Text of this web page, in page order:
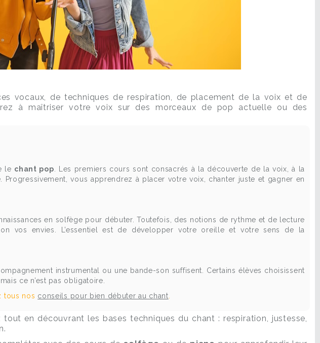
vocaux, de techniques de respiration, de placement de la voix et de
à maîtriser votre voix sur des morceaux de pop actuelle ou des
le chant pop . Les premiers cours sont consacrés à la découverte de la voix, à la
vous apprendrez à placer votre voix, chanter juste et gagner en
en solfège pour débuter. Toutefois, des notions de rythme et de lecture
vos envies. L’essentiel est de développer votre oreille et votre sens de la
instrumental ou une bande-son suffisent. Certains élèves choisissent
ce n’est pas obligatoire.
tous nos conseils pour bien débuter au chant
en découvrant les bases techniques du chant : respiration, justesse,